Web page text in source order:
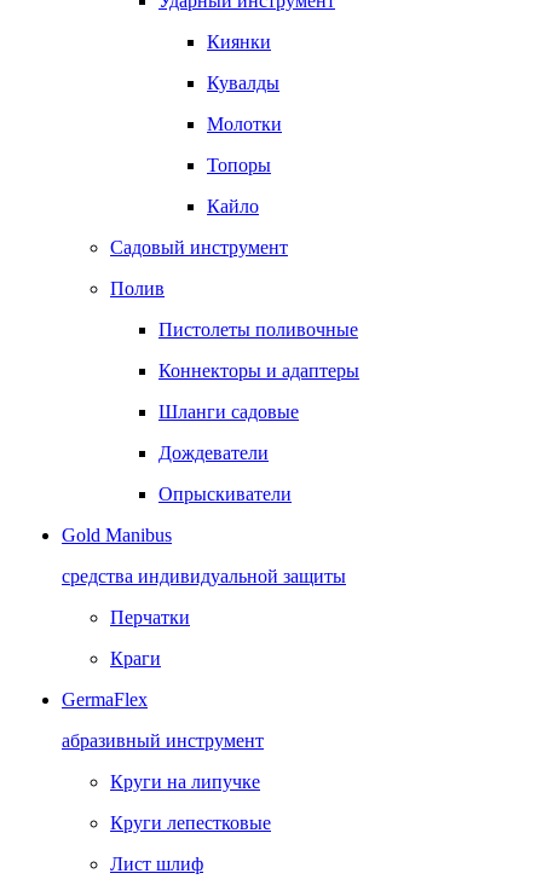
Киянки
Кувалды
Молотки
Топоры
Кайло
Садовый инструмент
Полив
Пистолеты поливочные
Коннекторы и адаптеры
Шланги садовые
Дождеватели
Опрыскиватели
Gold Manibus
средства индивидуальной защиты
Перчатки
Краги
GermaFlex
абразивный инструмент
Круги на липучке
Круги лепестковые
Лист шлиф